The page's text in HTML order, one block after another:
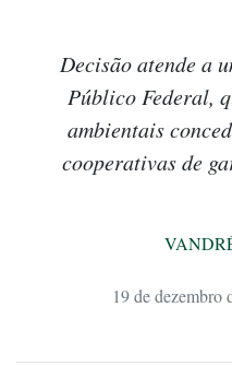
Decisão atende a
Público Federal,
ambientais
cooperativas de
19 de dezembro